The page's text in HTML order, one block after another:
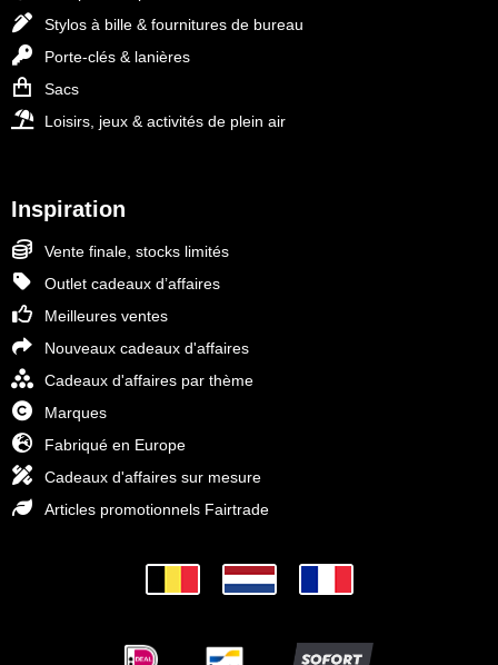
Stylos à bille & fournitures de bureau
Porte-clés & lanières
Sacs
Loisirs, jeux & activités de plein air
Inspiration
Vente finale, stocks limités
Outlet cadeaux d’affaires
Meilleures ventes
Nouveaux cadeaux d'affaires
Cadeaux d'affaires par thème
Marques
Fabriqué en Europe
Cadeaux d'affaires sur mesure
Articles promotionnels Fairtrade